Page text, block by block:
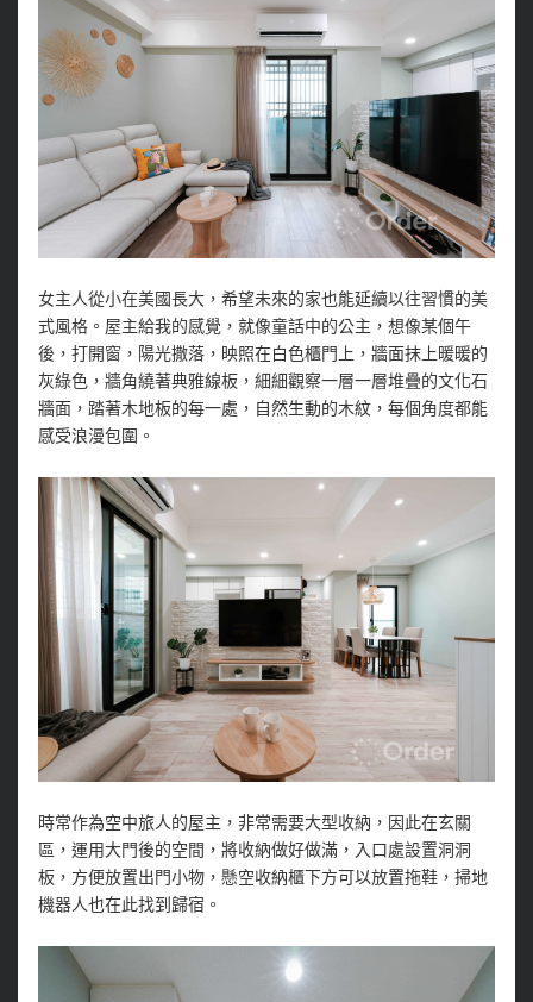
女主人從小在美國長大，希望未來的家也能延續以往習慣的美
式風格。屋主給我的感覺，就像童話中的公主，想像某個午
後，打開窗，陽光撒落，映照在白色櫃門上，牆面抹上暖暖的
灰綠色，牆角繞著典雅線板，細細觀察一層一層堆疊的文化石
牆面，踏著木地板的每一處，自然生動的木紋，每個角度都能
感受浪漫包圍。
時常作為空中旅人的屋主，非常需要大型收納，因此在玄關
區，運用大門後的空間，將收納做好做滿，入口處設置洞洞
板，方便放置出門小物，懸空收納櫃下方可以放置拖鞋，掃地
機器人也在此找到歸宿。